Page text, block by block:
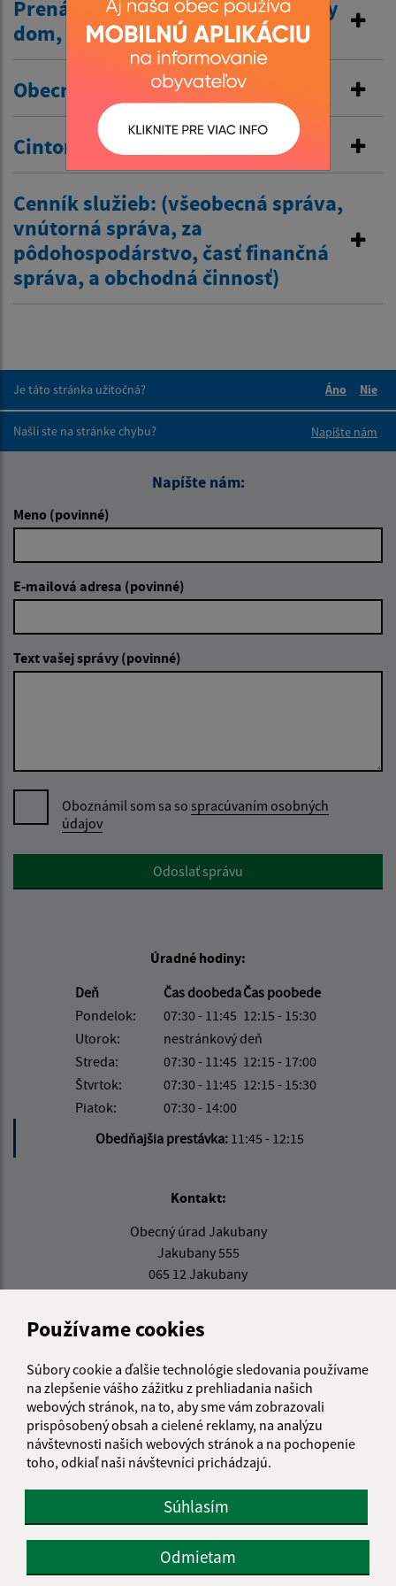
Používame cookies
Súbory cookie a ďalšie technológie sledovania používame
na zlepšenie vášho zážitku z prehliadania našich
webových stránok, na to, aby sme vám zobrazovali
prispôsobený obsah a cielené reklamy, na analýzu
návštevnosti našich webových stránok a na pochopenie
toho, odkiaľ naši návštevníci prichádzajú.
Súhlasím
Odmietam
Prenájom nehnuteľností /kultúrny
dom, …/
Obecné nájomné byty
Cintorínske poplatky
Cenník služieb: (všeobecná správa,
vnútorná správa, za
pôdohospodárstvo, časť finančná
správa, a obchodná činnosť)
Je táto stránka užitočná?
Áno
Nie
Našli ste na stránke chybu?
Napíšte nám
Napíšte nám:
Meno (povinné)
E-mailová adresa (povinné)
Text vašej správy (povinné)
Oboznámil som sa so spracúvaním osobných
údajov
Google reCaptcha ResponseOdoslať správu
Úradné hodiny:
Deň
Čas doobedaČas poobede
Pondelok:
07:30 - 11:45 12:15 - 15:30
Utorok:
nestránkový deň
Streda:
07:30 - 11:45 12:15 - 17:00
Štvrtok:
07:30 - 11:45 12:15 - 15:30
Piatok:
07:30 - 14:00
Obedňajšia prestávka: 11:45 - 12:15
Kontakt:
Obecný úrad Jakubany
Jakubany 555
065 12 Jakubany
+421 524 283 651
IČO: 00329924